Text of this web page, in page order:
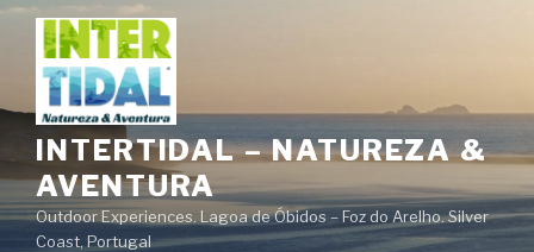
Saltar
conteúdo
INTERTIDAL – NATUREZA &
AVENTURA
Outdoor Experiences. Lagoa de Óbidos – Foz do Arelho. Silver
Coast, Portugal